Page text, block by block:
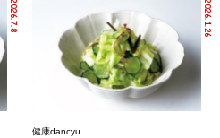
2026.7.8 2026.1.26
健康dancyu